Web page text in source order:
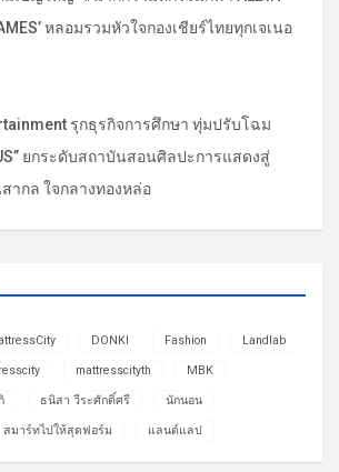
หลอมรวมหัวใจกองเชียร์ไทยทุกเจเนอ
รุกธุรกิจการศึกษา ทุ่มปรับโฉม
ยกระดับสถาบันสอนศิลปะการแสดงสู่
ากล ใจกลางทองหล่อ
DONKI Fashion Landlab
mattresscityth MBK
ธนิสา วีระศักดิ์ศรี นักนอน
สมาร์ทไปให้สุดฟอร์ม แลนด์แลป